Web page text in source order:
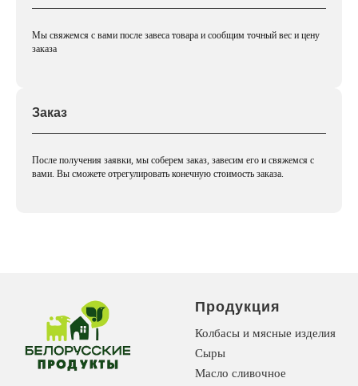
Мы свяжемся с вами после завеса товара и сообщим точный вес и цену
заказа
Заказ
После получения заявки, мы соберем заказ, завесим его и свяжемся с
вами. Вы сможете отрегулировать конечную стоимость заказа.
Продукция
Колбасы и мясные изделия
Сыры
Масло сливочное